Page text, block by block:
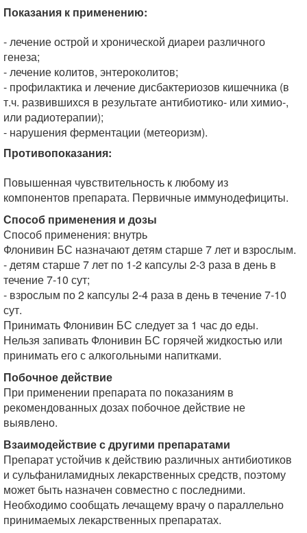
Показания к применению:
- лечение острой и хронической диареи различного
генеза;
- лечение колитов, энтероколитов;
- профилактика и лечение дисбактериозов кишечника (в
т.ч. развившихся в результате антибиотико- или химио-,
или радиотерапии);
- нарушения ферментации (метеоризм).
Противопоказания:
Повышенная чувствительность к любому из
компонентов препарата. Первичные иммунодефициты.
Способ применения и дозы
Способ применения: внутрь
Флонивин БС назначают детям старше 7 лет и взрослым.
- детям старше 7 лет по 1-2 капсулы 2-3 раза в день в
течение 7-10 сут;
- взрослым по 2 капсулы 2-4 раза в день в течение 7-10
сут.
Принимать Флонивин БС следует за 1 час до еды.
Нельзя запивать Флонивин БС горячей жидкостью или
принимать его с алкогольными напитками.
Побочное действие
При применении препарата по показаниям в
рекомендованных дозах побочное действие не
выявлено.
Взаимодействие с другими препаратами
Препарат устойчив к действию различных антибиотиков
и сульфаниламидных лекарственных средств, поэтому
может быть назначен совместно с последними.
Необходимо сообщать лечащему врачу о параллельно
принимаемых лекарственных препаратах.